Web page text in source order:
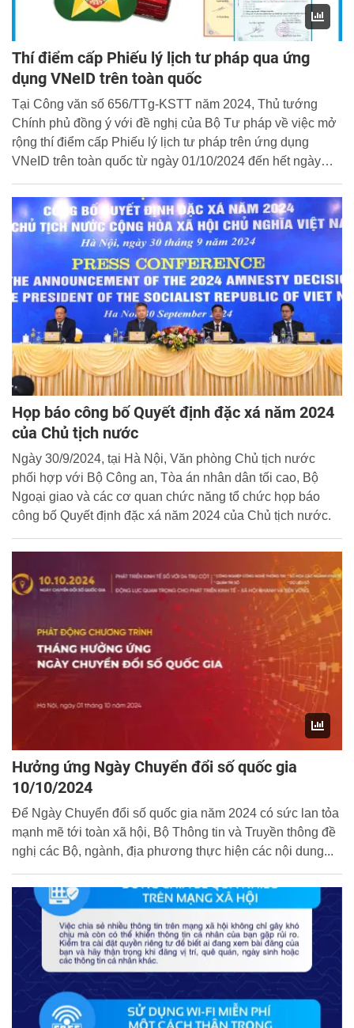
Thí điểm cấp Phiếu lý lịch tư pháp qua ứng
dụng VNeID trên toàn quốc
Tại Công văn số 656/TTg-KSTT năm 2024, Thủ tướng
Chính phủ đồng ý với đề nghị của Bộ Tư pháp về việc mở
rộng thí điểm cấp Phiếu lý lịch tư pháp trên ứng dụng
VNeID trên toàn quốc từ ngày 01/10/2024 đến hết ngày
cả nước có thể đăng ký cấp Phiếu lý lịch tư pháp trên ứng
dụng VNeID mà không phải đến trực tiếp Sở Tư pháp.
Họp báo công bố Quyết định đặc xá năm 2024
của Chủ tịch nước
Ngày 30/9/2024, tại Hà Nội, Văn phòng Chủ tịch nước
phối hợp với Bộ Công an, Tòa án nhân dân tối cao, Bộ
Ngoại giao và các cơ quan chức năng tổ chức họp báo
công bố Quyết định đặc xá năm 2024 của Chủ tịch nước.
Hưởng ứng Ngày Chuyển đổi số quốc gia
10/10/2024
Để Ngày Chuyển đổi số quốc gia năm 2024 có sức lan tỏa
mạnh mẽ tới toàn xã hội, Bộ Thông tin và Truyền thông đề
nghị các Bộ, ngành, địa phương thực hiện các nội dung...